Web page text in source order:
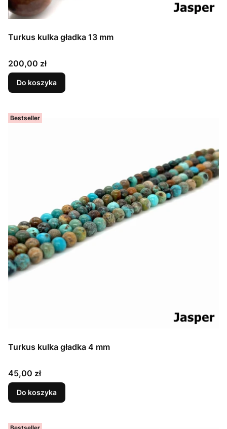
Turkus kulka gładka 13 mm
Cena
200,00 zł
Do koszyka
Bestseller
Turkus kulka gładka 4 mm
Cena
45,00 zł
Do koszyka